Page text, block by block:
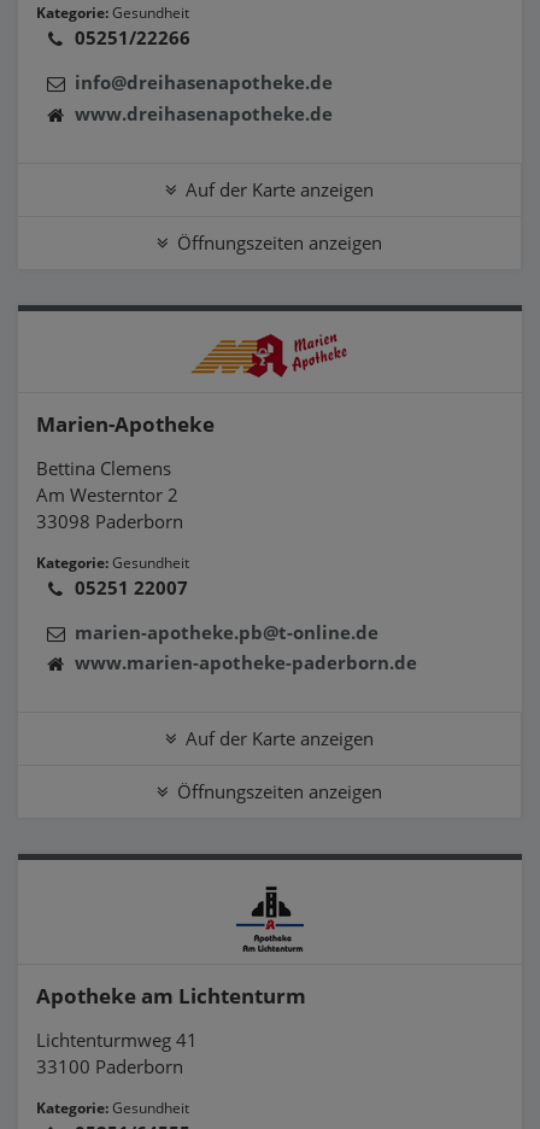
Kategorie:Gesundheit
05251/22266
info@dreihasenapotheke.de
www.dreihasenapotheke.de
Auf der Karte anzeigen
Öffnungszeiten anzeigen
Marien-Apotheke
Bettina Clemens
Am Westerntor 2
33098 Paderborn
Kategorie:Gesundheit
05251 22007
marien-apotheke.pb@t-online.de
www.marien-apotheke-paderborn.de
Auf der Karte anzeigen
Öffnungszeiten anzeigen
Apotheke am Lichtenturm
Lichtenturmweg 41
33100 Paderborn
Kategorie:Gesundheit